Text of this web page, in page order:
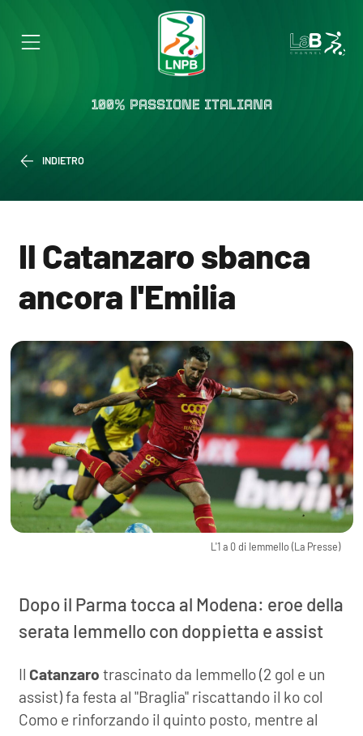
100% PASSIONE ITALIANA
INDIETRO
Il Catanzaro sbanca
ancora l'Emilia
L'1 a 0 di Iemmello (La Presse)
Dopo il Parma tocca al Modena: eroe della
serata Iemmello con doppietta e assist
Il Catanzaro trascinato da Iemmello (2 gol e un
assist) fa festa al "Braglia" riscattando il ko col
Como e rinforzando il quinto posto, mentre al